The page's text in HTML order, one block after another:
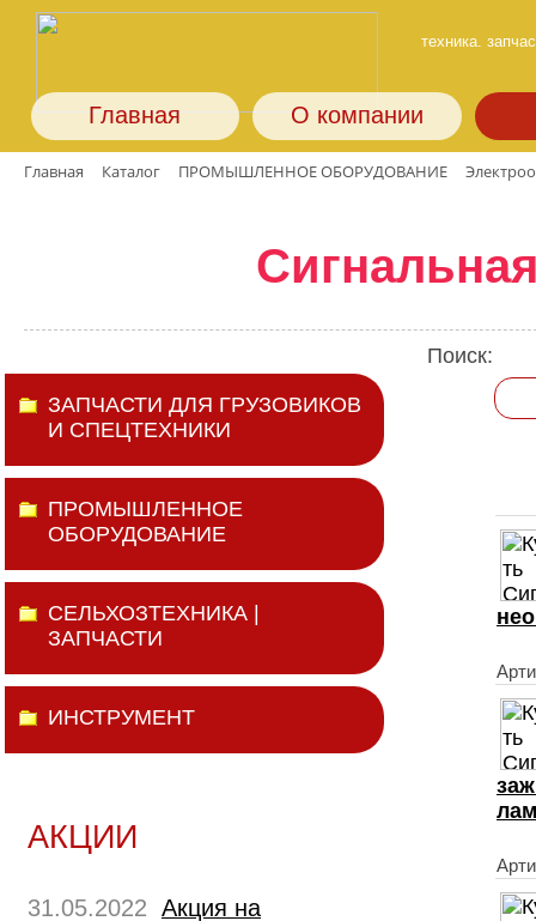
техника.
Главная О компании
Главная Каталог ПРОМЫШЛЕННОЕ ОБОРУДОВАНИЕ
ЗАПЧАСТИ ДЛЯ ГРУЗОВИКОВ
И СПЕЦТЕХНИКИ
ПРОМЫШЛЕННОЕ
ОБОРУДОВАНИЕ
СЕЛЬХОЗТЕХНИКА |
ЗАПЧАСТИ
ИНСТРУМЕНТ
АКЦИИ
31.05.2022 Акция на
Поиск: